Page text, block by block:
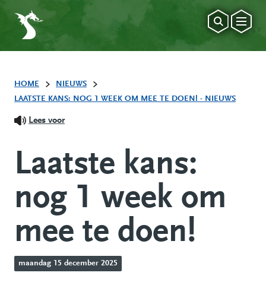
HOME
NIEUWS
LAATSTE KANS: NOG 1 WEEK OM MEE TE DOEN! - NIEUWS
Lees voor
Laatste kans:
nog 1 week om
mee te doen!
maandag 15 december 2025